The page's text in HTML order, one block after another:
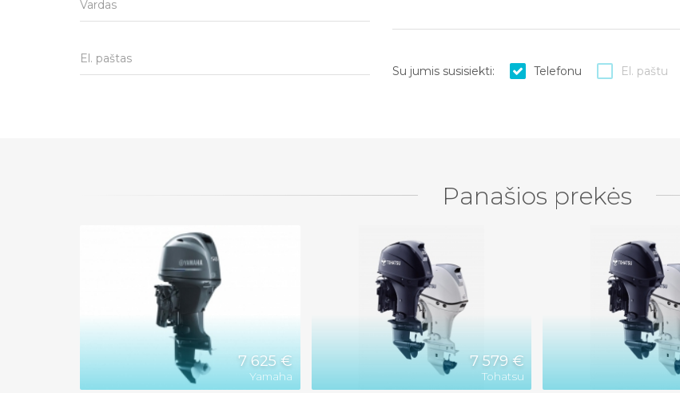
Vardas
El. paštas
Su jumis susisiekti: Telefonu El. paštu
Panašios prekės
7 625 €
Yamaha
7 579 €
Tohatsu